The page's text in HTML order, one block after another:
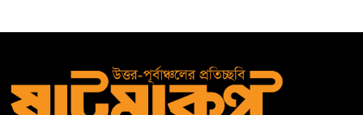
নালন্দা: যেখানে জ্ঞানচর্চায় ছুটে
ঝালকাঠির ভাসমান পেয়ারা হাটে